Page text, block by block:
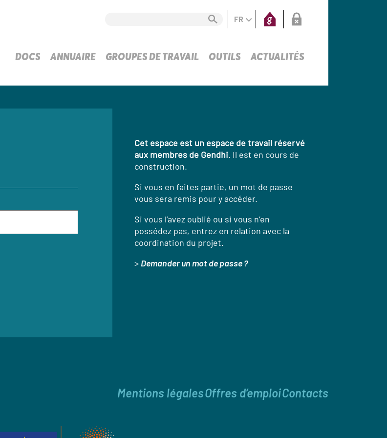
FR
DOCS ANNUAIRE GROUPES DE TRAVAIL OUTILS ACTUALITÉS
Cet espace est un espace de travail réservé
aux membres de Gendhi. Il est en cours de
construction.
Si vous en faites partie, un mot de passe
vous sera remis pour y accéder.
Si vous l’avez oublié ou si vous n’en
possédez pas, entrez en relation avec la
coordination du projet.
> Demander un mot de passe ?
Mentions légalesOffres d’emploiContacts